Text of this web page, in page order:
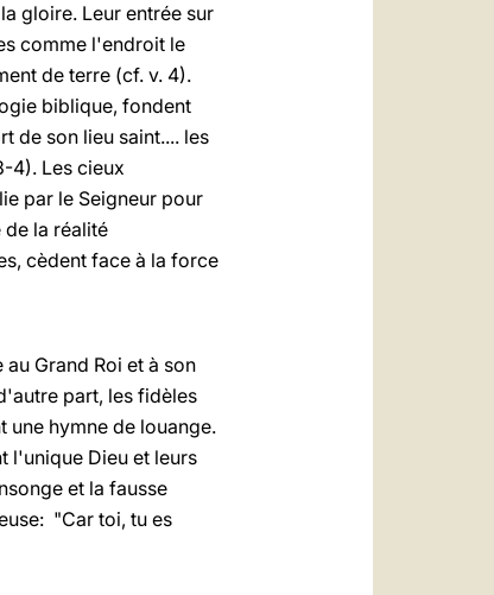
gloire. Leur entrée sur
comme l'endroit le
de terre (cf. v. 4).
biblique, fondent
de son lieu saint.... les
4). Les cieux
par le Seigneur pour
la réalité
cèdent face à la force
Grand Roi et à son
part, les fidèles
une hymne de louange.
l'unique Dieu et leurs
et la fausse
"Car toi, tu es